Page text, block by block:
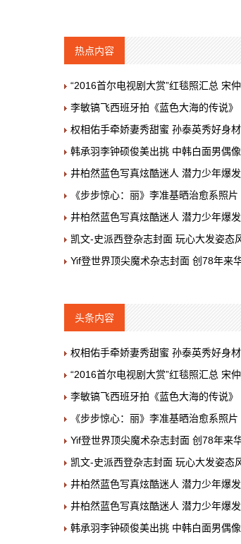
热点内容
“2016首尔电视剧大赏”红毯照汇总 宋
李敏镐飞西班牙拍《蓝色大海的传说》
权相佑手牵娇妻秀甜蜜 孙泰英秀好身材
韩承羽李钟硕俊美出挑 中韩白面男偶
井柏然蓝色写真炫酷迷人 潜力少年爆
《步步惊心：丽》李准基晒治愈系照
井柏然蓝色写真炫酷迷人 潜力少年爆
凯文-史派西登杂志封面 玩心大发姿态
Yif登世界顶尖魔术杂志封面 创78年来
头条内容
权相佑手牵娇妻秀甜蜜 孙泰英秀好身材
“2016首尔电视剧大赏”红毯照汇总 宋
李敏镐飞西班牙拍《蓝色大海的传说》
《步步惊心：丽》李准基晒治愈系照
Yif登世界顶尖魔术杂志封面 创78年来
凯文-史派西登杂志封面 玩心大发姿态
井柏然蓝色写真炫酷迷人 潜力少年爆
井柏然蓝色写真炫酷迷人 潜力少年爆
韩承羽李钟硕俊美出挑 中韩白面男偶